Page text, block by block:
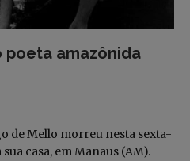
poeta amazônida
de Mello morreu nesta sexta-
casa, em Manaus (AM).